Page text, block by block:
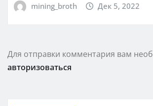
mining_broth Дек 5, 2022
Для отправки комментария вам
авторизоваться